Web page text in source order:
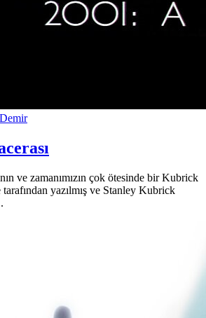
ve zamanımızın çok ötesinde bir Kubrick
yazılmış ve Stanley Kubrick